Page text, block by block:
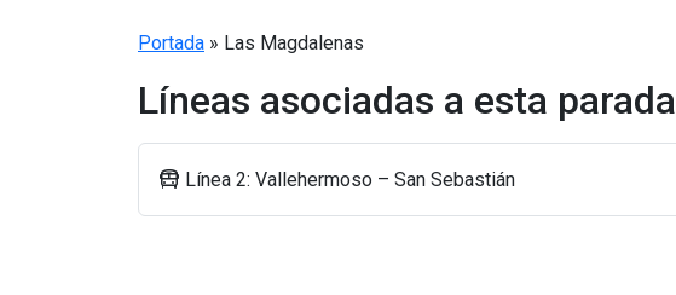
Portada » Las Magdalenas
Líneas asociadas a esta parada
Línea 2: Vallehermoso – San Sebastián